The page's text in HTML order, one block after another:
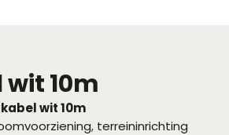
10m
wit 10m
, terreininrichting